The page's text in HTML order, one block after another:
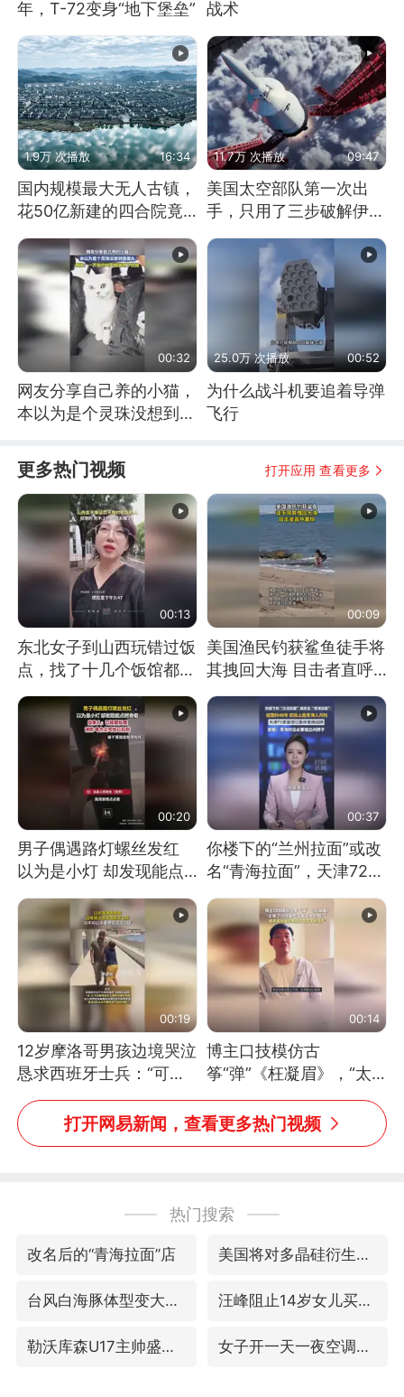
年，T-72变身“地下堡垒”
战术
1.9万 次播放 16:34
国内规模最大无人古镇，
花50亿新建的四合院竟
11.7万 次播放 09:47
美国太空部队第一次出
手，只用了三步破解伊朗
00:32
网友分享自己养的小猫，
本以为是个灵珠没想到是
25.0万 次播放 00:52
为什么战斗机要追着导弹
飞行
更多热门视频 打开应用 查看更多
00:13
东北女子到山西玩错过饭
点，找了十几个饭馆都没
开门：午休到几点
00:09
美国渔民钓获鲨鱼徒手将
其拽回大海 目击者直呼
震惊 （视频来源：参考
消息）
00:20
男子偶遇路灯螺丝发红
以为是小灯 却发现能点
燃香烟 当事人：已报警
处理
00:37
你楼下的“兰州拉面”或改
名“青海拉面”，天津72家
面馆已集体更换招牌
00:19
12岁摩洛哥男孩边境哭泣
恳求西班牙士兵：“可不
可以不要把我遣返回国”
00:14
博主口技模仿古
筝“弹”《枉凝眉》，“太
像了～你是吃古筝长大的
吗？”“或将成为首位考级
不带古筝的选手。”（来
打开网易新闻，查看更多热门视频
热门搜索
改名后的“青海拉面”店 美国将对多晶硅衍生品加征15%关税
台风白海豚体型变大近似13个浙江面积 汪峰阻止14岁女儿买大牌
勒沃库森U17主帅盛赞赵松源 女子开一天一夜空调后二氧化碳中毒